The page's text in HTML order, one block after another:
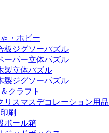
・ホビー
板ジグソーパズル
ーパー立体パズル
製立体パズル
製ジグソーパズル
クラフト
リスマスデコレーション用品
刷
ボール箱